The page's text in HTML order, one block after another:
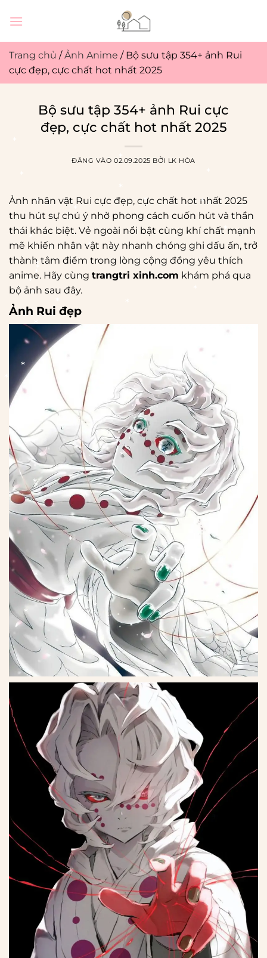
qua
dung
Trang chủ /Ảnh Anime / Bộ sưu tập 354+ ảnh Rui
cực đẹp, cực chất hot nhất 2025
Bộ sưu tập 354+ ảnh Rui cực
đẹp, cực chất hot nhất 2025
ĐĂNG VÀO02.09.2025 BỞI LK HÒA
Ảnh nhân vật Rui cực đẹp, cực chất hot nhất 2025
thu hút sự chú ý nhờ phong cách cuốn hút và thần
thái khác biệt. Vẻ ngoài nổi bật cùng khí chất mạnh
mẽ khiến nhân vật này nhanh chóng ghi dấu ấn, trở
thành tâm điểm trong lòng cộng đồng yêu thích
anime. Hãy cùng trangtri xinh.com khám phá qua
bộ ảnh sau đây.
Ảnh Rui đẹp
*
*
*
*
*
*
*
*
*
*
*
*
*
*
*
*
*
*
*
*
*
*
*
*
*
*
*
*
*
*
*
*
*
*
*
*